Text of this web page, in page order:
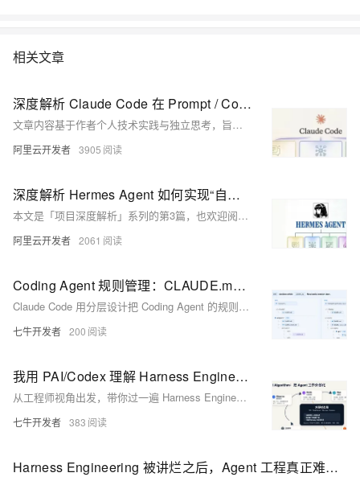
相关文章
深度解析 Claude Code 在 Prompt / Context / Harness 的设计与实践
文章内容基于作者个人技术实践与独立思考，旨在分享经验，仅代表个人观点。
阿里云开发者 3905
深度解析 Hermes Agent 如何实现“自进化”及其 Prompt / Context / Harness 的设计实践
本文是「项目深度解析」系列的第3篇，也欢迎阅读：《深度解析OpenClaw》《深度解析Claude Code》。（文章内容基于作者个人技术实践与独立思考，旨在分享经验，仅代表个人观点。）
阿里云开发者 2061
Coding Agent 规则管理：CLAUDE.md、Skills、Hooks、Subagents 到底怎么选？
Claude Code 用分层设计把 Coding Agent 的规则拆成多种机制，让约束在合适的时机生效
七牛开发者 200
我用 PAI/Codex 理解 Harness Engineering：Agent 工作环境到底怎么搭
从工程师视角出发，带你过一遍 Harness Engineering
七牛开发者 383
Harness Engineering 被讲烂之后，Agent 工程真正难的是什么？